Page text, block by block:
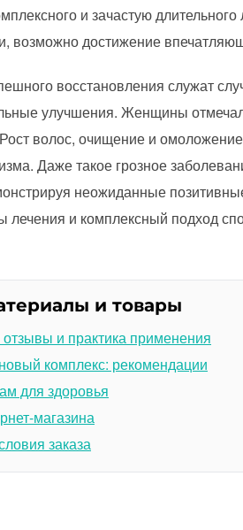
и зачастую
возможно достижение
восстановления служат
улучшения. Женщины
волос, очищение и
Даже такое грозное
неожиданные
и комплексный подход
и товары
и практика применения
комплекс: рекомендации
для здоровья
магазина
заказа